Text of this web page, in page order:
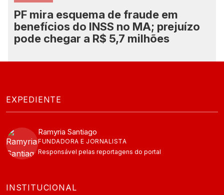
PF mira esquema de fraude em
benefícios do INSS no MA; prejuízo
pode chegar a R$ 5,7 milhões
EXPEDIENTE
Ramyria Santiago
FUNDADORA E JORNALISTA
Responsável pelas reportagens do portal
INSTITUCIONAL